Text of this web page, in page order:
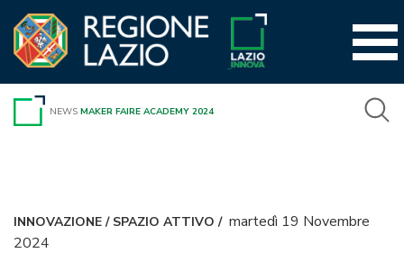
contenuto
NEWS MAKER FAIRE ACADEMY 2024
INNOVAZIONE/ SPAZIO ATTIVO / martedì 19 Novembre
2024